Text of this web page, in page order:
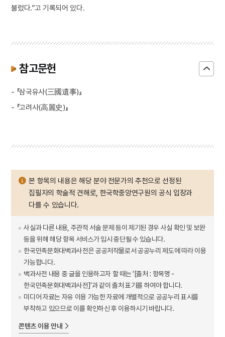
불렀다.”고 기록되어 있다.
참고문헌
- 『삼국유사(三國遺事)』
- 『고려사(高麗史)』
본 항목의 내용은 해당 분야 전문가의 추천으로 선정된
집필자의 학술적 견해로, 한국학중앙연구원의 공식 입장과
다를 수 있습니다.
사실과 다른 내용, 주관적 서술 문제 등이 제기된 경우 사실 확인 및 보완
등을 위해 해당 항목 서비스가 임시 중단될 수 있습니다.
한국민족문화대백과사전은 공공저작물로서 공공누리 제도에 따라 이용
가능합니다.
백과사전 내용 중 글을 인용하고자 할 때는 '[출처 : 항목명 -
한국민족문화대백과사전]'과 같이 출처 표기를 하여야 합니다.
미디어 자료는 자유 이용 가능한 자료에 개별적으로 공공누리 표시를
부착하고 있으므로 이를 확인하신 후 이용하시기 바랍니다.
콘텐츠 이용 안내